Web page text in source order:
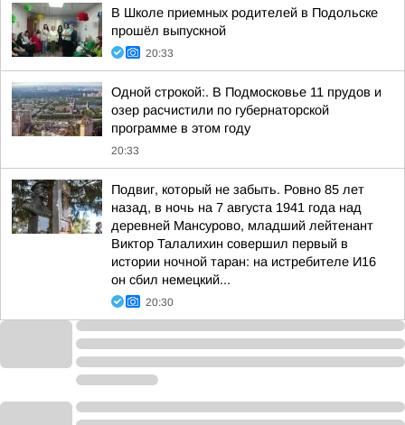
В Школе приемных родителей в Подольске
прошёл выпускной
20:33
Одной строкой:. В Подмосковье 11 прудов и
озер расчистили по губернаторской
программе в этом году
20:33
Подвиг, который не забыть. Ровно 85 лет
назад, в ночь на 7 августа 1941 года над
деревней Мансурово, младший лейтенант
Виктор Талалихин совершил первый в
истории ночной таран: на истребителе И16
он сбил немецкий...
20:30